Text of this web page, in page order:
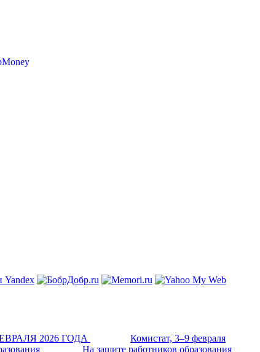
Комистат, 3–9 февраля
На защите работников образования